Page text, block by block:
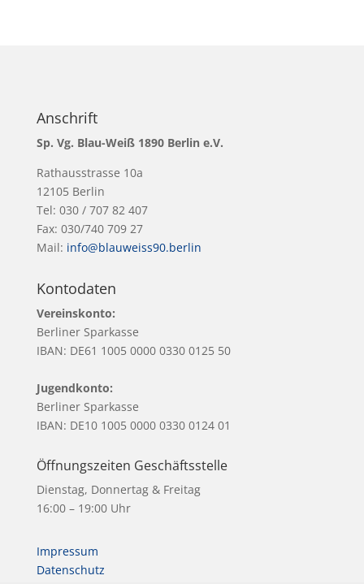
Anschrift
Sp. Vg. Blau-Weiß 1890 Berlin e.V.
Rathausstrasse 10a
12105 Berlin
Tel: 030 / 707 82 407
Fax: 030/740 709 27
Mail: info@blauweiss90.berlin
Kontodaten
Vereinskonto:
Berliner Sparkasse
IBAN: DE61 1005 0000 0330 0125 50
Jugendkonto:
Berliner Sparkasse
IBAN: DE10 1005 0000 0330 0124 01
Öffnungszeiten Geschäftsstelle
Dienstag, Donnertag & Freitag
16:00 – 19:00 Uhr
Impressum
Datenschutz